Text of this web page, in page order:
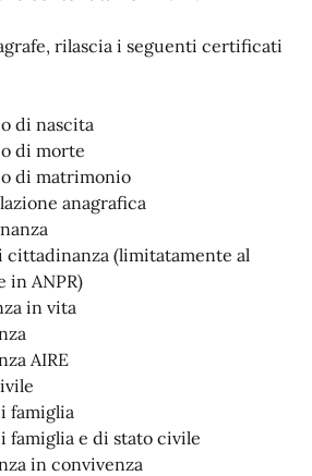
rilascia i seguenti certificati
di nascita
di morte
di matrimonio
anagrafica
(limitatamente al
in ANPR)
in vita
AIRE
famiglia
e di stato civile
in convivenza